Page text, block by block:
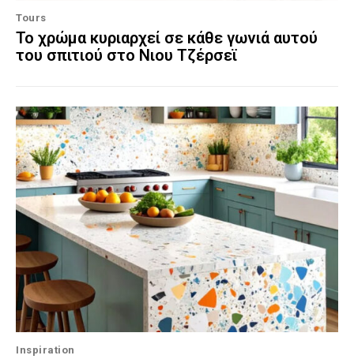
Tours
Το χρώμα κυριαρχεί σε κάθε γωνιά αυτού
του σπιτιού στο Νιου Τζέρσεϊ
Inspiration